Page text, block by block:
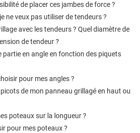
de placer ces jambes de force ?
ne veux pas utiliser de tendeurs ?
avec les tendeurs ? Quel diamètre de
de tendeur ?
partie en angle en fonction des piquets
pour mes angles ?
de mon panneau grillagé en haut ou
poteaux sur la longueur ?
pour mes poteaux ?